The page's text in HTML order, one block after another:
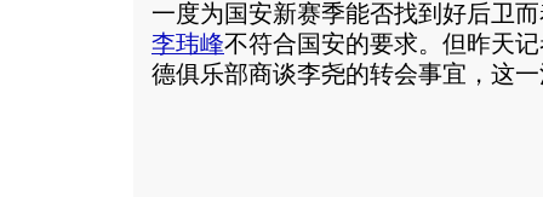
一度为国安新赛季能否找到好后卫
李玮峰不符合国安的要求。但昨天
德俱乐部商谈李尧的转会事宜，这